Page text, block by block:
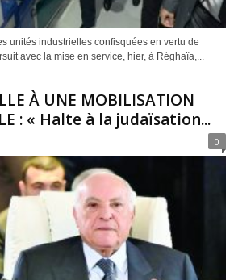
unités industrielles confisquées en vertu de
avec la mise en service, hier, à Réghaïa,...
À UNE MOBILISATION
: « Halte à la judaïsation...
0